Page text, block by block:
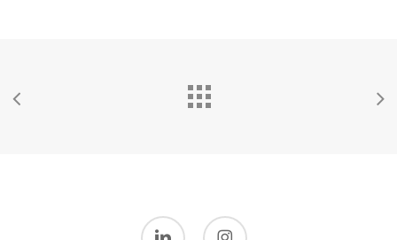
linkedin instagram